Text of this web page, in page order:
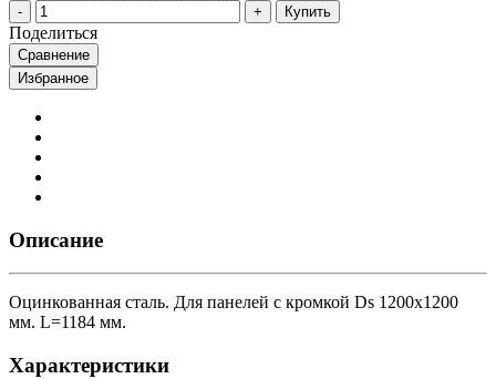
Купить
Поделиться
Сравнение
Избранное
Описание
Оцинкованная сталь. Для панелей с кромкой Ds 1200х1200
мм. L=1184 мм.
Характеристики